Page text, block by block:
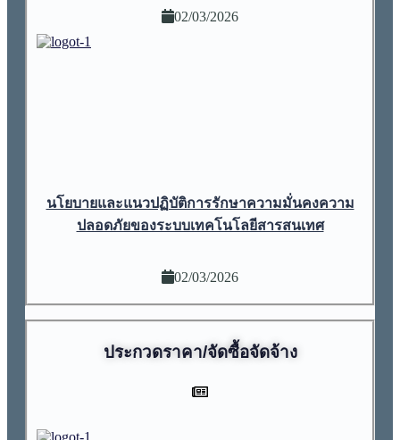
02/03/2026
นโยบายและแนวปฏิบัติการรักษาความมั่นคงความ
ปลอดภัยของระบบเทคโนโลยีสารสนเทศ
02/03/2026
ประกวดราคา/จัดซื้อจัดจ้าง